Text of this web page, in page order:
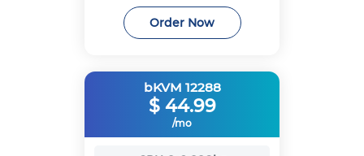
Order Now
bKVM 12288
$ 44.99
/mo